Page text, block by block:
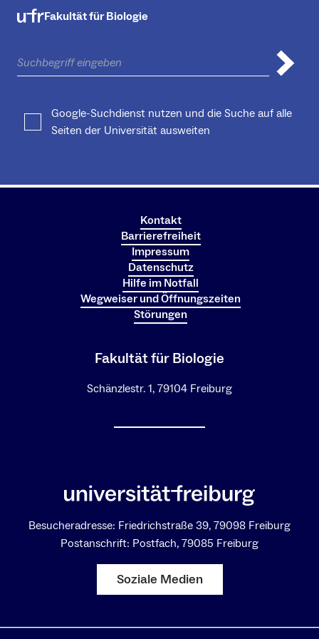
Fakultät für Biologie
Google-Suchdienst nutzen und die Suche auf alle
Seiten der Universität ausweiten
Kontakt
Barrierefreiheit
Impressum
Datenschutz
Hilfe im Notfall
Wegweiser und Öffnungszeiten
Störungen
Fakultät für Biologie
Schänzlestr. 1, 79104 Freiburg
Besucheradresse: Friedrichstraße 39, 79098 Freiburg
Postanschrift: Postfach, 79085 Freiburg
Soziale Medien